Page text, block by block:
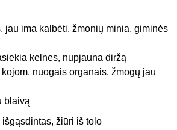
jau ima kalbėti, žmonių minia, giminės
kelnes, nupjauna diržą
nuogais organais, žmogų jau
blaivą
išgąsdintas, žiūri iš tolo